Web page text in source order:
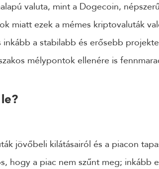
valuta, mint a Dogecoin,
miatt ezek a mémes kriptovaluták
a stabilabb és erősebb
mélypontok ellenére is
jövőbeli kilátásairól és a piacon
hogy a piac nem szűnt meg; inkább